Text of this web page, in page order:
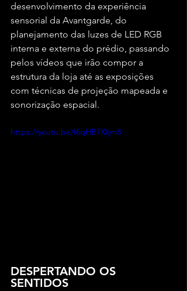
desenvolvimento da experiência
sensorial da Avantgarde, do
planejamento das luzes de LED RGB
interna e externa do prédio, passando
pelos vídeos que irão compor a
estrutura da loja até as exposições
com técnicas de projeção mapeada e
sonorização espacial.
https://youtu.be/I6qHB7XIjm8
DESPERTANDO OS
SENTIDOS